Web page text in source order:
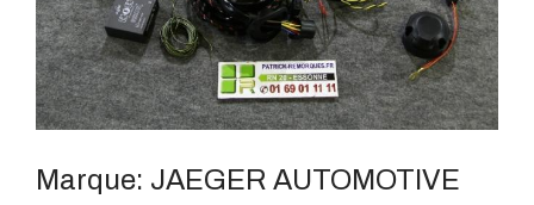
Marque: JAEGER AUTOMOTIVE